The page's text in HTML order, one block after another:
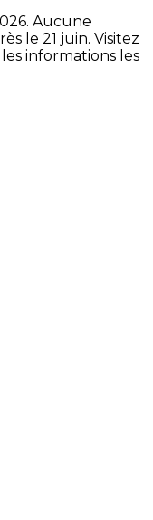
Aucune
le 21 juin. Visitez
informations les